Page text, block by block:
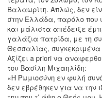
Βαλαωρίτη. Απλώς, δεν
στην Ελλάδα, παρόλο που
και μάλιστα απέδειξε
γαλάζια πατρίδα, με τη
Θεσσαλίας, συγκεκριμένα
Αξίζει a priori να
του Βασίλη Μιχαηλίδη:
«Η Ρωμιοσύνη εν φυλή
δεν εβρέθηκεν για να την